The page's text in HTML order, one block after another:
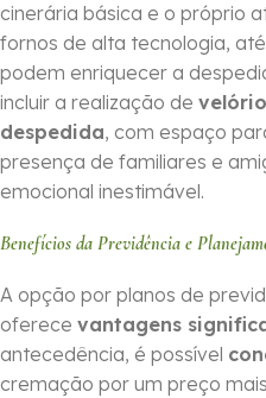
cinerária básica e o próprio
fornos de alta tecnologia,
podem enriquecer a
incluir a realização de
despedida, com espaço
presença de familiares e
emocional inestimável.
Benefícios da Previdência e
A opção por planos de
oferece vantagens
antecedência, é possível
cremação por um preço